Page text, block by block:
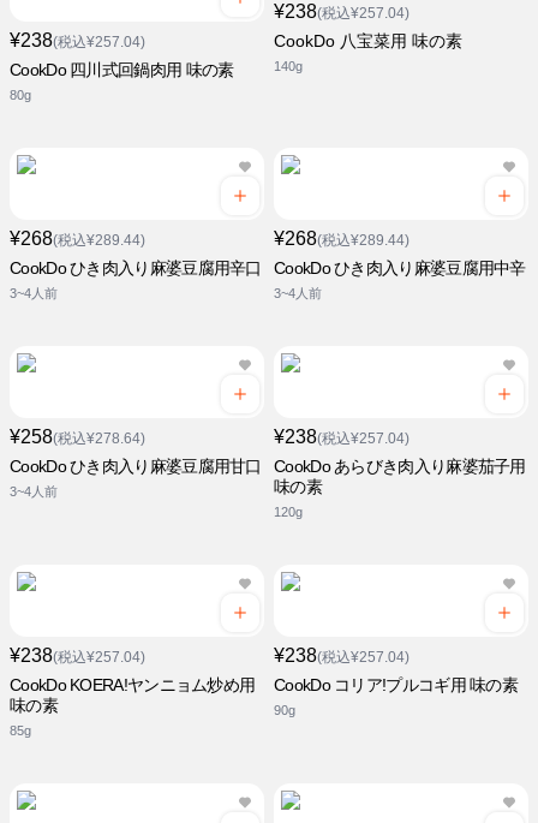
¥238(税込¥257.04)
CookDo 四川式回鍋肉用 味の素
80g
¥238(税込¥257.04)
CookDo 八宝菜用 味の素
140g
¥268(税込¥289.44)
CookDo ひき肉入り麻婆豆腐用辛口
3~4人前
¥268(税込¥289.44)
CookDo ひき肉入り麻婆豆腐用中辛
3~4人前
¥258(税込¥278.64)
CookDo ひき肉入り麻婆豆腐用甘口
3~4人前
¥238(税込¥257.04)
CookDo あらびき肉入り麻婆茄子用
味の素
120g
¥238(税込¥257.04)
CookDo KOERA!ヤンニョム炒め用
味の素
85g
¥238(税込¥257.04)
CookDo コリア!プルコギ用 味の素
90g